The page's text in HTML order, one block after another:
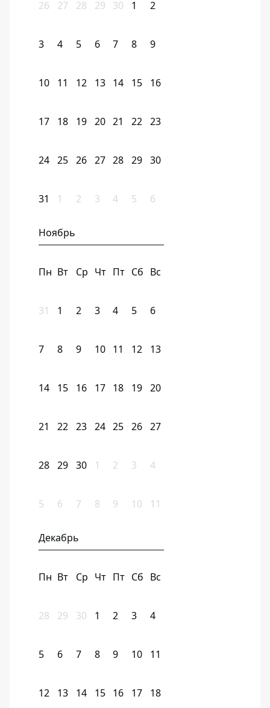
26 27 28 29 30 1 2
3 4 5 6 7 8 9
10 11 12 13 14 15 16
17 18 19 20 21 22 23
24 25 26 27 28 29 30
31 1 2 3 4 5 6
Ноябрь
Пн Вт Ср Чт Пт Сб Вс
31 1 2 3 4 5 6
7 8 9 10 11 12 13
14 15 16 17 18 19 20
21 22 23 24 25 26 27
28 29 30 1 2 3 4
5 6 7 8 9 10 11
Декабрь
Пн Вт Ср Чт Пт Сб Вс
28 29 30 1 2 3 4
5 6 7 8 9 10 11
12 13 14 15 16 17 18